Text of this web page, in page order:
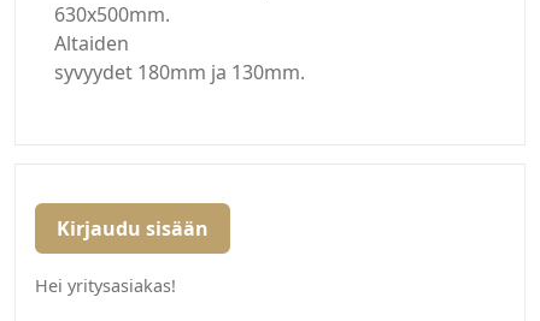
630x500mm.
Altaiden
syvyydet 180mm ja 130mm.
Kirjaudu sisään
Hei yritysasiakas!